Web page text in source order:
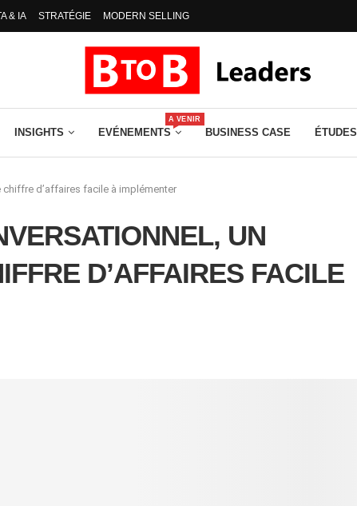
& IA STRATÉGIE MODERN SELLING
INSIGHTS EVÉNEMENTS
A VENIR
BUSINESS CASE ÉTUDES
d’affaires facile à implémenter
UN
D’AFFAIRES FACILE